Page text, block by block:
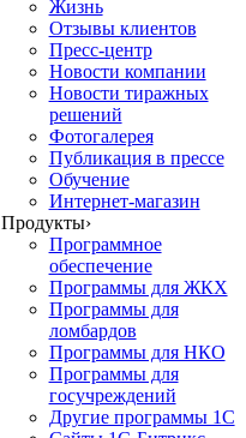
Жизнь
Отзывы клиентов
Пресс-центр
Новости компании
Новости тиражных
решений
Фотогалерея
Публикация в прессе
Обучение
Интернет-магазин
Продукты›
Программное
обеспечение
Программы для ЖКХ
Программы для
ломбардов
Программы для НКО
Программы для
госучреждений
Другие программы 1С